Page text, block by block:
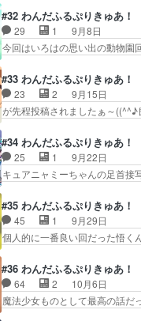
が出ない良いところがいっぱ
ガーデンが襲われたときの様
アップ回キター！ガオウ達…
さんとの友情修復回。まゆの
点のトラウマ描写だけだった
ゆまゆの回！知覧ちゃんと
エンサーまゆ自分の魅力が
ズるんだからお手軽だよな」
も出てきた？ それにして…
って「SNSの使い方は…
#32 わんだふるぷりきゅあ！
29 1
9月8日
今回はいろはの思い出の動
様とユキの会話シーンでは
ニメ3個見ましたキン肉マン
象のさくらとの絆を感じら
っくりした、時間経つの早
ニマル(制作:東映アニメー…
ーク」を訪れた一同。基… ゾ
意味鉄板である。早口…
#33 わんだふるぷりきゅあ！
23 2
9月15日
が先程投稿されましたぁ～
ゃんのお父さん立派なトリマ
する悟くんを部屋に誘ういろ
パの話でしたね！犬飼パパ
おおい！！！プリキュアで
ないんか～いｗでも、… 転が
見つめるユキの表情… 今回は
和感なく出された…
#34 わんだふるぷりきゅあ！
25 1
9月22日
キュアニャミーちゃんの足
にも猫の友達ができたのすご
妬の炎でしんだわ。シュール
た父との時間を過ごすまゆ
ん、勇者ポーズを決めるキ
屋敷ユキ。ユキちゃんと言え
んたって猫は～～～～っ！…
ーンがまあまあカオス。…
#35 わんだふるぷりきゅあ！
45 1
9月29日
個人的に一番良い回だった
うツッコミを入れ結果的にい
のさとるくん】悟、世界中の
れて見ました【結論】メエ
が重なってもいろはに自分
#36 わんだふるぷりきゅあ！
64 2
10月6日
魔法少女ものとして最高の話